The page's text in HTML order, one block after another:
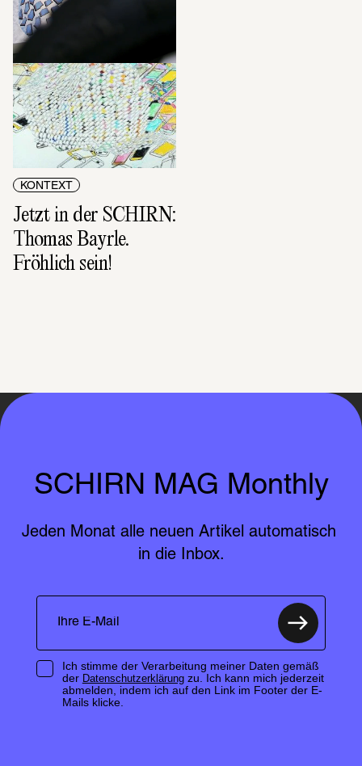
KONTEXT
Jetzt in der SCHIRN:
Thomas Bayrle.
Fröhlich sein!
SCHIRN MAG Monthly
Jeden Monat alle neuen Artikel automatisch
in die Inbox.
Ich stimme der Verarbeitung meiner Daten gemäß
der Datenschutzerklärungzu. Ich kann mich jederzeit
abmelden, indem ich auf den Link im Footer der E-
Mails klicke.